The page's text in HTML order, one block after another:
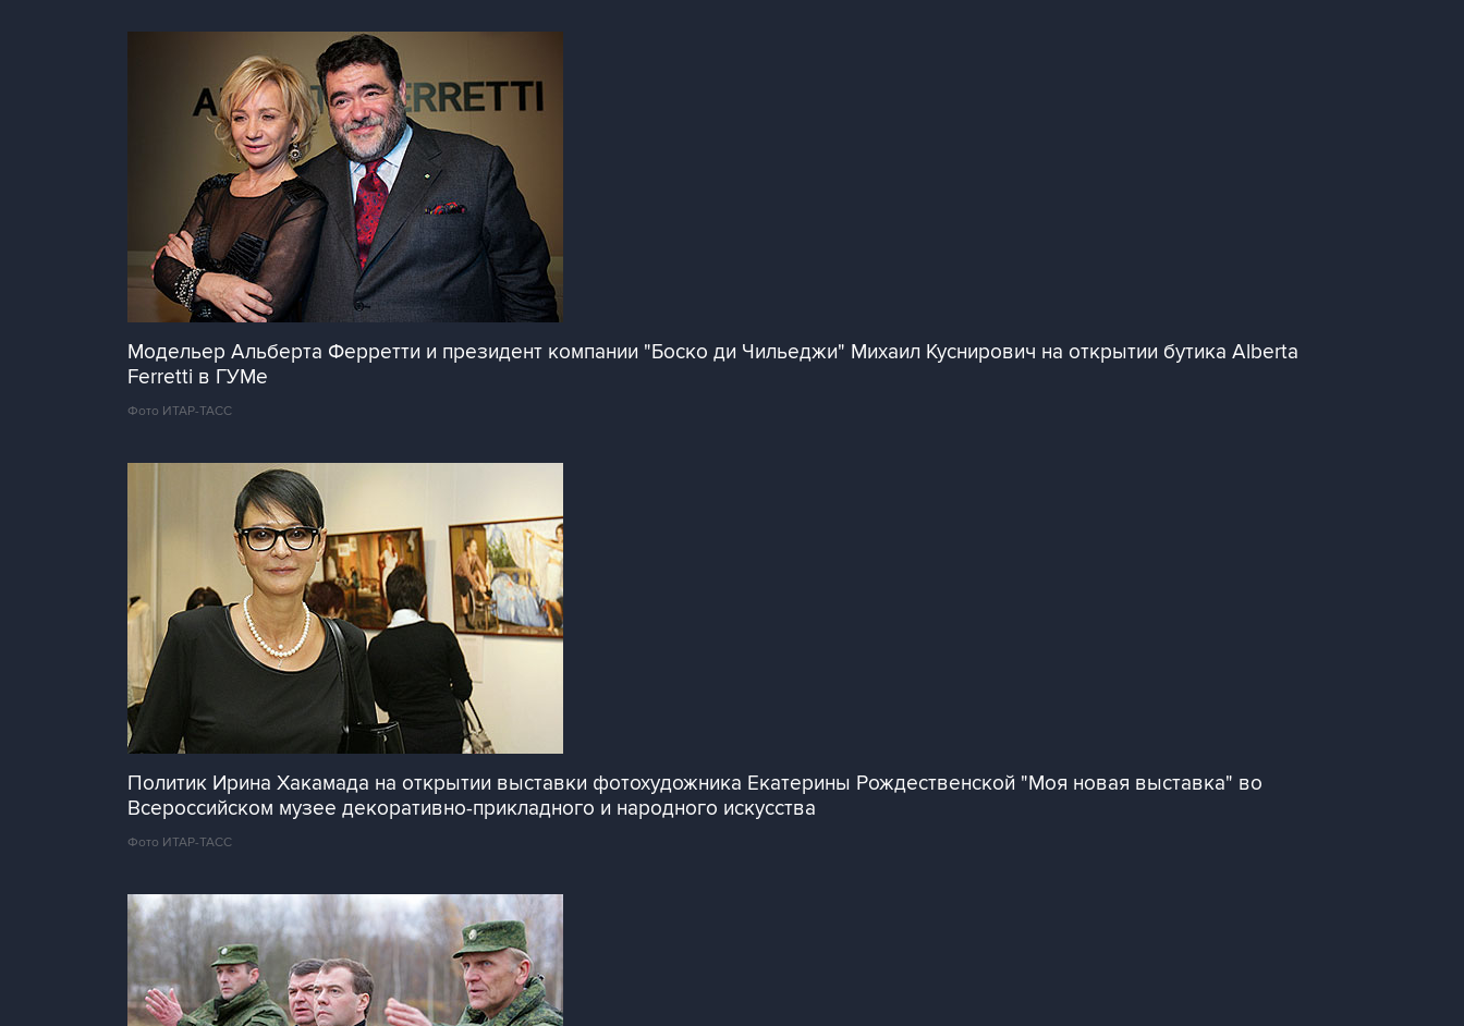
Модельер Альберта Ферретти и президент компании "Боско ди Чильеджи" Михаил Куснирович на открытии бутика Alberta
Ferretti в ГУМе
Фото ИТАР-ТАСС
Политик Ирина Хакамада на открытии выставки фотохудожника Екатерины Рождественской "Моя новая выставка" во
Всероссийском музее декоративно-прикладного и народного искусства
Фото ИТАР-ТАСС